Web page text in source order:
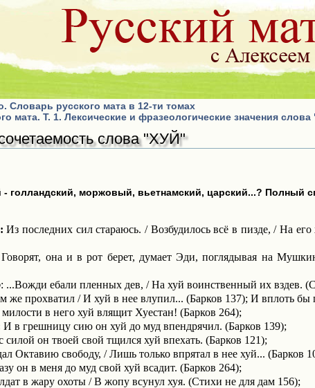
Словарь русского мата в 12-ти томах
мата. Т. 1. Лексические и фразеологические значения
слова "ХУЙ"
- голландский, моржовый, вьетнамский, царский...? Полный
Из последних сил стараюсь. / Возбудилось всё в пизде, / На
Говорят, она и в рот берет, думает Эди, поглядывая на
: ...Вож­ди ебали пленных дев, / На хуй воинственный их вздев.
же прохватил / И хуй в нее влупил... (Барков 137); И вплоть бы
милости в него хуй влящит Хуестан! (Барков 264);
И в грешницу сию он хуй до муд впендрячил. (Барков 139);
силой он твоей свой тщился хуй впехать. (Барков 121);
Октавию свободу, / Лишь только впрятал в нее хуй... (Барков
он в меня до муд свой хуй всадит. (Барков 264);
в жару охоты / В жопу всунул хуя. (Стихи не для дам 156);